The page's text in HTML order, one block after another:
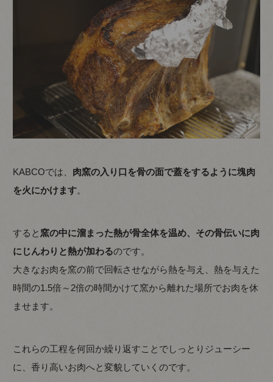
KABCOでは、 肉窯の入り口を骨の面で蓋をするように塊肉
を火にかけます。
すると 窯の中に溜まった熱が骨全体を温め、その骨伝いに肉
にじんわりと熱が加わるのです。
大きなお肉を窯の前で回転させながら熱を与え、熱を与えた
時間の1.5倍～2倍の時間かけて窯から離れた場所でお肉を休
ませます。
これらの工程を何回か繰り返すことでしっとりジューシー
に、香り高いお肉へと変貌していくのです。